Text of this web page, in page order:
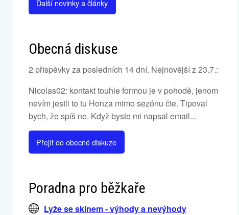
Další novinky a články
Obecná diskuse
2 příspěvky za posledních 14 dní. Nejnovější z 23.7.:
Nicolas02: kontakt touhle formou je v pohodě, jenom
nevím jestli to tu Honza mimo sezónu čte. Tipoval
bych, že spíš ne. Když byste mi napsal email...
Přejít do obecné diskuze
Poradna pro běžkaře
Lyže se skinem - výhody a nevýhody